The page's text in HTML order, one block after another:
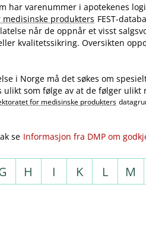
har varenummer i apotekenes
produkters FEST-
når de oppnår et visst
kvalitetssikring. Oversikten
i Norge må det søkes om
som følge av at de følger ulikt
for medisinske produkters
se Informasjon fra DMP om
H I K L M